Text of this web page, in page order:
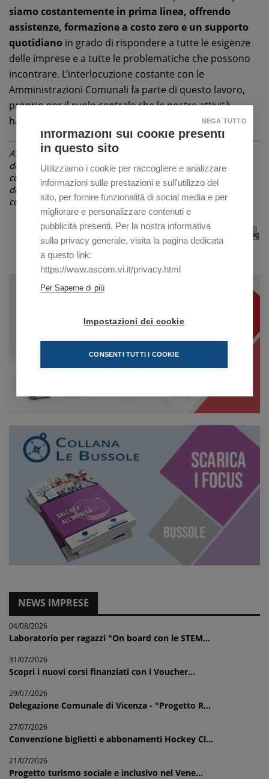
siamo costantemente in prima linea, offrendo
assistenze, formazione a costo zero e un supporto
quotidiano in grado di rispondere a tutte le esigenze
delle imprese e a tutte le problematiche che possono
incontrare. L’interlocuzione costante con le
Amministrazioni Comunali fa parte di questo lavoro,
proprio per il ruolo centrale che le nostre attività
hanno nella vita della città”.
ATTENZIONE: La notizia è riferita alla data di pubblicazione
dell'articolo indicata in alto, sotto il titolo. Le informazioni
contenute possono pertanto, nel corso del tempo, subire
delle variazioni non riportate in questa pagina, ma in
comunicazioni successive o non essere più attuali.
NEWS IMPRESE
04/08/2026
Laboratorio per ragazzi "On board con le STEM...
31/07/2026
Scopri i nuovi corsi finanziati con i Voucher...
29/07/2026
Delegazione Comunale di Vicenza - "Progetto R...
27/07/2026
Convenzione biglietti e abbonamenti Hockey Cl...
21/07/2026
Progetto turismo sociale e inclusivo nel Vene...
Informazioni sui cookie presenti
in questo sito
Utilizziamo i cookie per raccogliere e analizzare
informazioni sulle prestazioni e sull'utilizzo del
sito, per fornire funzionalità di social media e per
migliorare e personalizzare contenuti e
pubblicità presenti. Per la nostra informativa
sulla privacy generale, visita la pagina dedicata
a questo link:
https://www.ascom.vi.it/privacy.html
Per Saperne di più
Impostazioni dei cookie
NEGA TUTTO
CONSENTI TUTTI I COOKIE